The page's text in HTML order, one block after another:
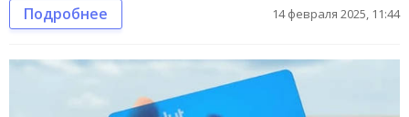
Подробнее 14 февраля 2025, 11:44